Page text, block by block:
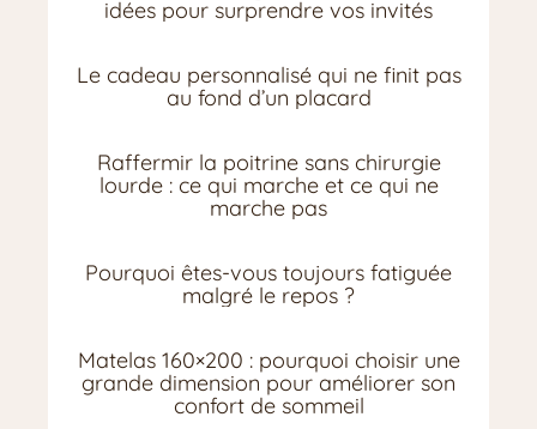
idées pour surprendre vos invités
Le cadeau personnalisé qui ne finit pas
au fond d’un placard
Raffermir la poitrine sans chirurgie
lourde : ce qui marche et ce qui ne
marche pas
Pourquoi êtes-vous toujours fatiguée
malgré le repos ?
Matelas 160×200 : pourquoi choisir une
grande dimension pour améliorer son
confort de sommeil